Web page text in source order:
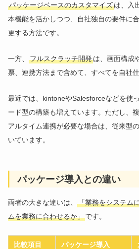
パッケージベースのカスタマイズは、入
本機能を活かしつつ、自社独自の要件に
更する方法です。
一方、フルスクラッチ開発は、画面構成
票、連携方法まで含めて、すべてを自社
最近では、kintoneやSalesforceなどを使
ード型の構築も増えています。ただし、
アルタイム連携が必要な場合は、従来型
いています。
パッケージ導入との違い
両者の大きな違いは、「業務をシステム
ムを業務に合わせるか」です。
比較項目 パッケージ導入